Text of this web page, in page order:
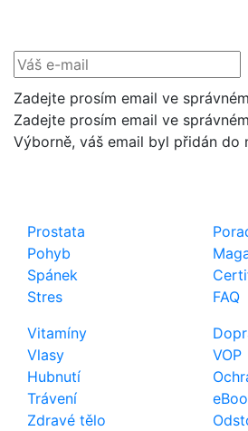
Zadejte prosím email ve
Zadejte prosím email ve
Výborně, váš email byl přidán do
Prostata
Pohyb
Spánek
Stres
Vitamíny
Vlasy
Hubnutí
Trávení
Zdravé tělo
FAQ
VOP